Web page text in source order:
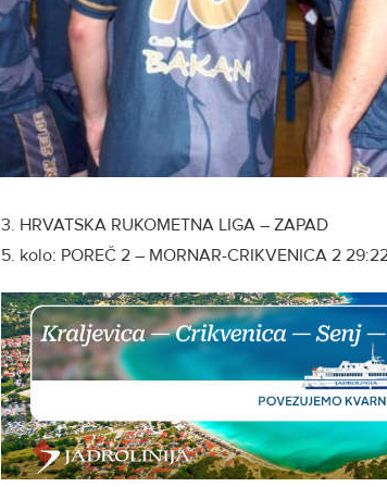
3. HRVATSKA RUKOMETNA LIGA – ZAPAD
5. kolo: POREČ 2 – MORNAR-CRIKVENICA 2 29:22